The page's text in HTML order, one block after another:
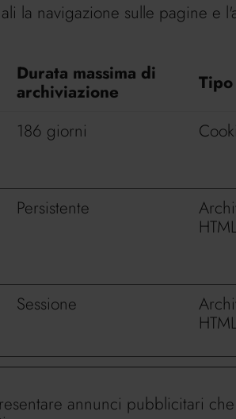
la navigazione sulle pagine e
Durata massima di
archiviazione
Tipo
186 giorni
Persistente
Sessione
annunci pubblicitari